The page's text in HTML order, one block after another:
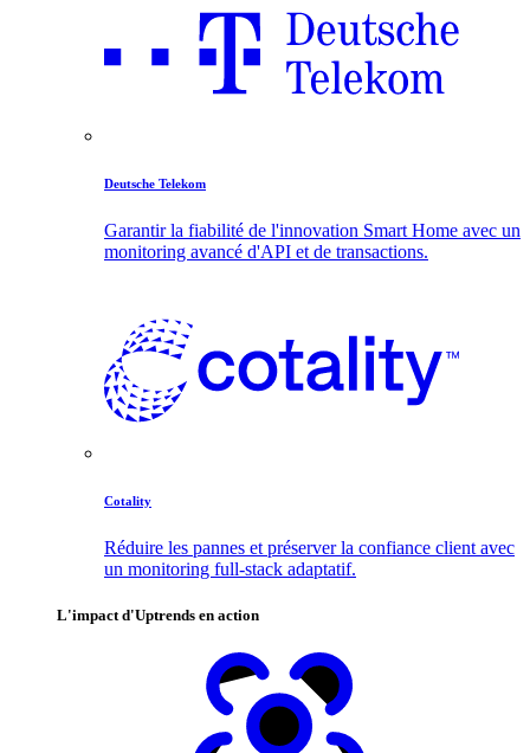
Deutsche Telekom
Garantir la fiabilité de l'innovation Smart Home avec un
monitoring avancé d'API et de transactions.
Cotality
Réduire les pannes et préserver la confiance client avec
un monitoring full-stack adaptatif.
L'impact d'Uptrends en action